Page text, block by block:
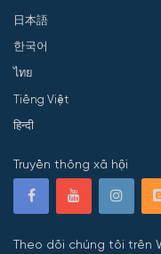
日本語
한국어
ไทย
Tiếng Việt
हिन्दी
Truyền thông xã hội
Theo dõi chúng tôi trên